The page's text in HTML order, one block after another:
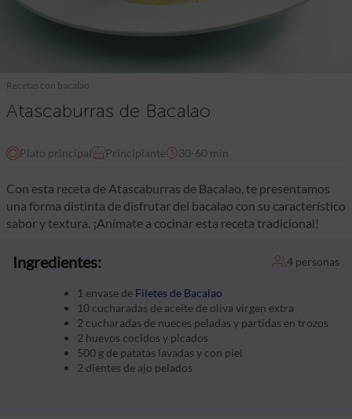
Recetas con bacalao
Atascaburras de Bacalao
Plato principal Principiante 30-60 min
Con esta receta de Atascaburras de Bacalao, te presentamos
una forma distinta de disfrutar del bacalao con su característico
sabor y textura. ¡Anímate a cocinar esta receta tradicional!
Ingredientes: 4 personas
1 envase de Filetes de Bacalao
10 cucharadas de aceite de oliva virgen extra
2 cucharadas de nueces peladas y partidas en trozos
2 huevos cocidos y picados
500 g de patatas lavadas y con piel
2 dientes de ajo pelados